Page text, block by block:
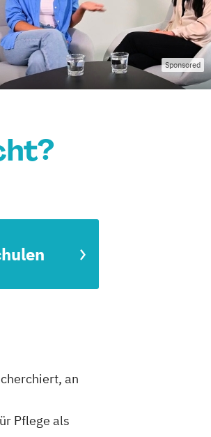
Sponsored
an
Pflege als